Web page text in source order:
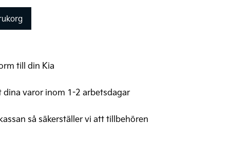
till din Kia
dina varor inom 1-2 arbetsdagar
så säkerställer vi att tillbehören